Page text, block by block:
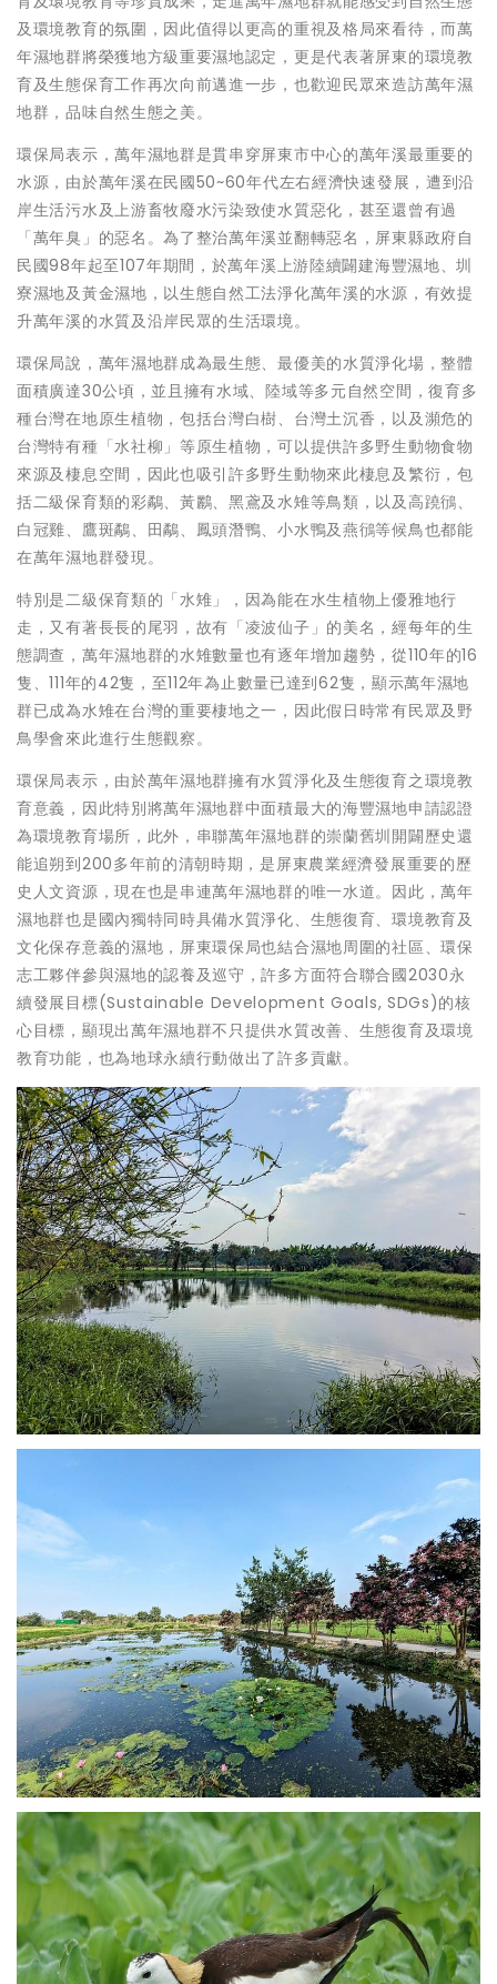
及環境教育的氛圍，因此值得以更高的重視及格局來看待，而萬
年濕地群將榮獲地方級重要濕地認定，更是代表著屏東的環境教
育及生態保育工作再次向前邁進一步，也歡迎民眾來造訪萬年濕
地群，品味自然生態之美。
環保局表示，萬年濕地群是貫串穿屏東市中心的萬年溪最重要的
水源，由於萬年溪在民國50~60年代左右經濟快速發展，遭到沿
岸生活污水及上游畜牧廢水污染致使水質惡化，甚至還曾有過
「萬年臭」的惡名。為了整治萬年溪並翻轉惡名，屏東縣政府自
民國98年起至107年期間，於萬年溪上游陸續闢建海豐濕地、圳
寮濕地及黃金濕地，以生態自然工法淨化萬年溪的水源，有效提
升萬年溪的水質及沿岸民眾的生活環境。
環保局說，萬年濕地群成為最生態、最優美的水質淨化場，整體
面積廣達30公頃，並且擁有水域、陸域等多元自然空間，復育多
種台灣在地原生植物，包括台灣白樹、台灣土沉香，以及瀕危的
台灣特有種「水社柳」等原生植物，可以提供許多野生動物食物
來源及棲息空間，因此也吸引許多野生動物來此棲息及繁衍，包
括二級保育類的彩鷸、黃鸝、黑鳶及水雉等鳥類，以及高蹺鴴、
白冠雞、鷹斑鷸、田鷸、鳳頭潛鴨、小水鴨及燕鴴等候鳥也都能
在萬年濕地群發現。
特別是二級保育類的「水雉」，因為能在水生植物上優雅地行
走，又有著長長的尾羽，故有「凌波仙子」的美名，經每年的生
態調查，萬年濕地群的水雉數量也有逐年增加趨勢，從110年的16
隻、111年的42隻，至112年為止數量已達到62隻，顯示萬年濕地
群已成為水雉在台灣的重要棲地之一，因此假日時常有民眾及野
鳥學會來此進行生態觀察。
環保局表示，由於萬年濕地群擁有水質淨化及生態復育之環境教
育意義，因此特別將萬年濕地群中面積最大的海豐濕地申請認證
為環境教育場所，此外，串聯萬年濕地群的崇蘭舊圳開闢歷史還
能追朔到200多年前的清朝時期，是屏東農業經濟發展重要的歷
史人文資源，現在也是串連萬年濕地群的唯一水道。因此，萬年
濕地群也是國內獨特同時具備水質淨化、生態復育、環境教育及
文化保存意義的濕地，屏東環保局也結合濕地周圍的社區、環保
志工夥伴參與濕地的認養及巡守，許多方面符合聯合國2030永
續發展目標(Sustainable Development Goals, SDGs)的核
心目標，顯現出萬年濕地群不只提供水質改善、生態復育及環境
教育功能，也為地球永續行動做出了許多貢獻。